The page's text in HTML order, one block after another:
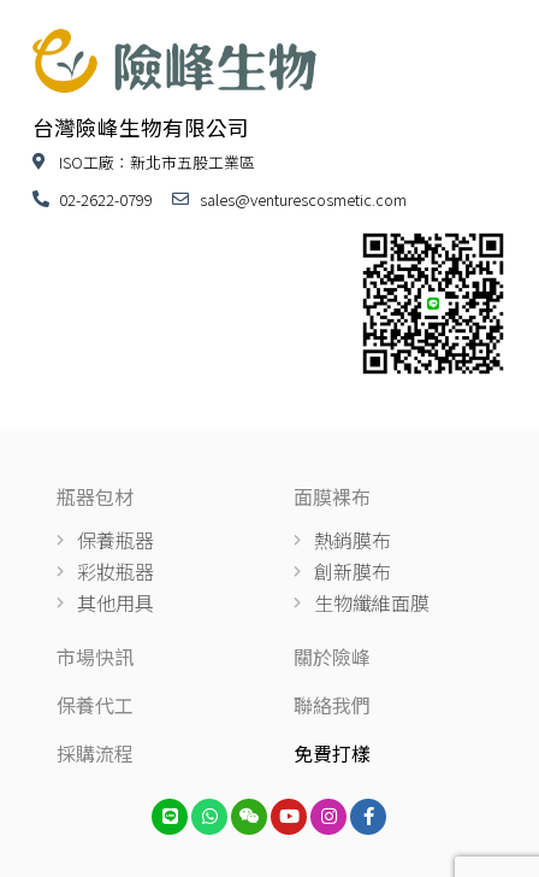
台灣險峰生物有限公司
ISO工廠：新北市五股工業區
02-2622-0799
sales@venturescosmetic.com
瓶器包材
保養瓶器
彩妝瓶器
其他用具
面膜裸布
熱銷膜布
創新膜布
生物纖維面膜
市場快訊
保養代工
採購流程
關於險峰
聯絡我們
免費打樣